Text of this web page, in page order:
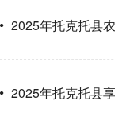
2025年托克托县
2025年托克托县